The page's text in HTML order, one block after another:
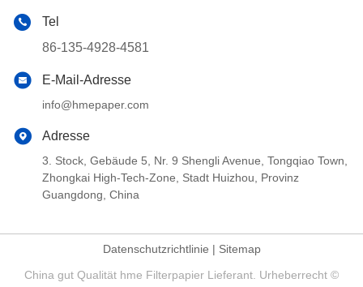
Tel
86-135-4928-4581
E-Mail-Adresse
info@hmepaper.com
Adresse
3. Stock, Gebäude 5, Nr. 9 Shengli Avenue, Tongqiao Town,
Zhongkai High-Tech-Zone, Stadt Huizhou, Provinz
Guangdong, China
Datenschutzrichtlinie | Sitemap
China gut Qualität hme Filterpapier Lieferant. Urheberrecht ©